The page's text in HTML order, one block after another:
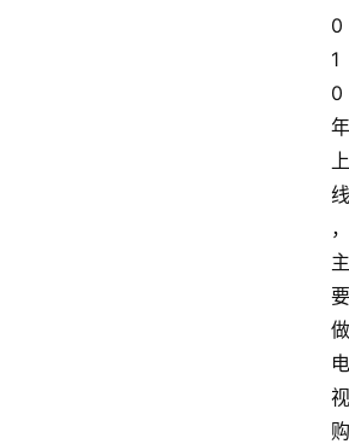
0
1
0
年
上
线
，
主
要
做
电
视
购